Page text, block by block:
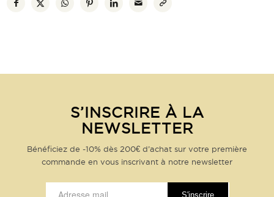
S’INSCRIRE À LA
NEWSLETTER
Bénéficiez de -10% dès 200€ d’achat sur votre première
commande en vous inscrivant à notre newsletter